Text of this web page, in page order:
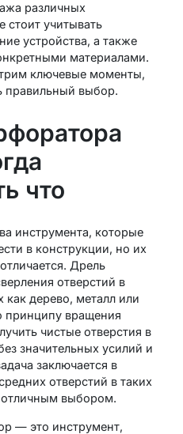
различных
стоит учитывать
устройства, а также
материалами.
ключевые моменты,
правильный выбор.
что
инструмента, которые
в конструкции, но их
Дрель
отверстий в
как дерево, металл или
принципу вращения
чистые отверстия в
значительных усилий и
заключается в
отверстий в таких
отличным выбором.
— это инструмент,